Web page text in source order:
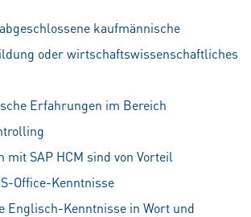
kaufmännische
oder wirtschaftswissenschaftliches
Erfahrungen im Bereich
mit SAP HCM sind von Vorteil
Office-Kenntnisse
Englisch-Kenntnisse in Wort und